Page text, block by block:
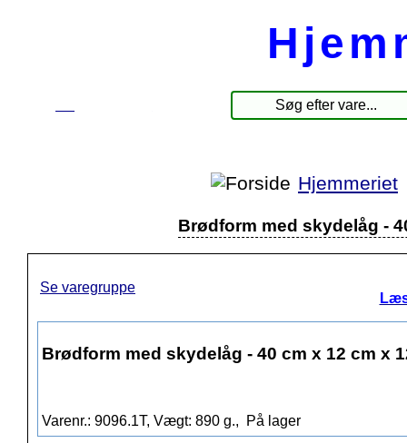
Hjemmeriet
Brødform med skydelåg -
Se varegruppe
Brødform med skydelåg - 40 cm x 12 cm x
Varenr.: 9096.1T, Vægt: 890 g., På lager